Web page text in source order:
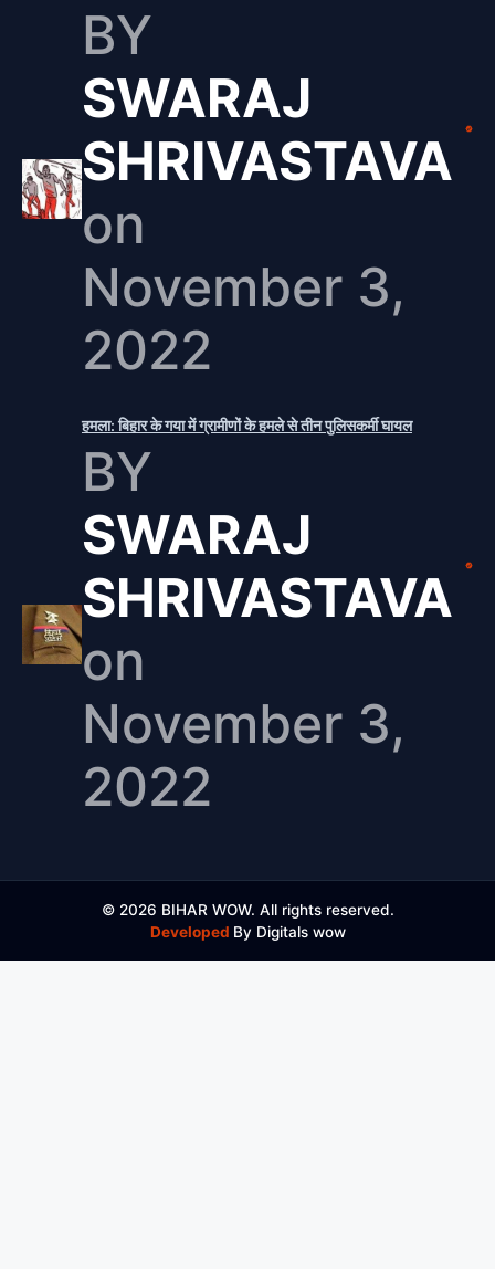
BY
SWARAJ
SHRIVASTAVA
on
November 3,
2022
हमला: बिहार के गया में ग्रामीणों के हमले से तीन पुलिसकर्मी घायल
BY
SWARAJ
SHRIVASTAVA
on
November 3,
2022
© 2026 BIHAR WOW. All rights reserved.
Developed By Digitals wow